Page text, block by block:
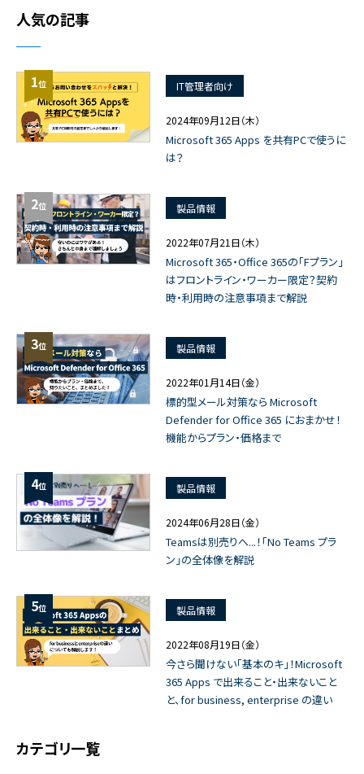
人気の記事
1位 IT管理者向け
2024年09月12日（木）
Microsoft 365 Apps を共有PCで使うに
は？
2位 製品情報
2022年07月21日（木）
Microsoft 365・Office 365の「Fプラン」
はフロントライン・ワーカー限定？契約
時・利用時の注意事項まで解説
3位 製品情報
2022年01月14日（金）
標的型メール対策なら Microsoft
Defender for Office 365 におまかせ！
機能からプラン・価格まで
4位 製品情報
2024年06月28日（金）
Teamsは別売りへ...！「No Teams プラ
ン」の全体像を解説
5位 製品情報
2022年08月19日（金）
今さら聞けない「基本のキ」！Microsoft
365 Apps で出来ること・出来ないこと
と、for business, enterprise の違い
カテゴリ一覧